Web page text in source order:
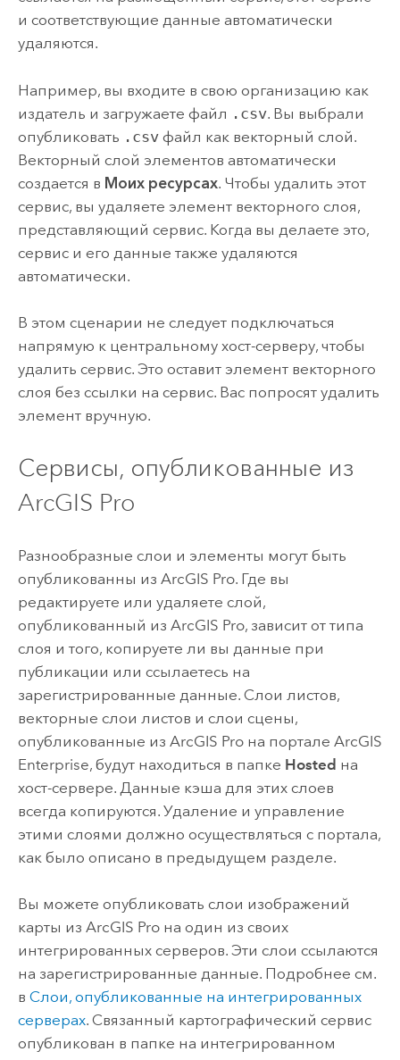
и соответствующие данные автоматически
удаляются.
Например, вы входите в свою организацию как
издатель и загружаете файл .csv. Вы выбрали
опубликовать .csvфайл как векторный слой.
Векторный слой элементов автоматически
создается в Моих ресурсах. Чтобы удалить этот
сервис, вы удаляете элемент векторного слоя,
представляющий сервис. Когда вы делаете это,
сервис и его данные также удаляются
автоматически.
В этом сценарии не следует подключаться
напрямую к центральному хост-серверу, чтобы
удалить сервис. Это оставит элемент векторного
слоя без ссылки на сервис. Вас попросят удалить
элемент вручную.
Сервисы, опубликованные из
ArcGIS Pro
Разнообразные слои и элементы могут быть
опубликованны из ArcGIS Pro. Где вы
редактируете или удаляете слой,
опубликованный из ArcGIS Pro, зависит от типа
слоя и того, копируете ли вы данные при
публикации или ссылаетесь на
зарегистрированные данные. Слои листов,
векторные слои листов и слои сцены,
опубликованные из ArcGIS Proна портале ArcGIS
Enterprise, будут находиться в папке Hosted на
хост-сервере. Данные кэша для этих слоев
всегда копируются. Удаление и управление
этими слоями должно осуществляться с портала,
как было описано в предыдущем разделе.
Вы можете опубликовать слои изображений
карты из ArcGIS Proна один из своих
интегрированных серверов. Эти слои ссылаются
на зарегистрированные данные. Подробнее см.
в Слои, опубликованные на интегрированных
серверах. Связанный картографический сервис
опубликован в папке на интегрированном